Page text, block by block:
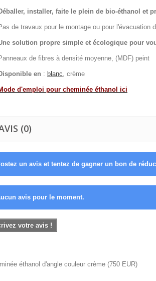
installer, faite le plein de bio-éthanol et
de travaux pour le montage ou pour l'évacuation
solution propre simple et écologique pour
de fibres à densité moyenne, (MDF) peint
en : blanc, crème
d'emploi pour cheminée éthanol ici
(0)
un avis et tentez de gagner un bon de
avis pour le moment.
votre avis !
éthanol d'angle couleur crème (750 EUR)